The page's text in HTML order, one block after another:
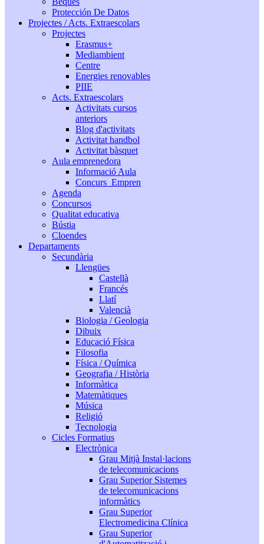
Protección De Datos
Projectes / Acts. Extraescolars
Projectes
Erasmus+
Mediambient
Centre
Energies renovables
PIIE
Acts. Extraescolars
Activitats cursos
anteriors
Blog d'activitats
Activitat handbol
Activitat bàsquet
Aula emprenedora
Informació Aula
Concurs_Empren
Agenda
Concursos
Qualitat educativa
Bústia
Cloendes
Departaments
Secundària
Llengües
Castellà
Francés
Llatí
Valencià
Biologia / Geologia
Dibuix
Educació Física
Filosofia
Física / Química
Geografia / Història
Informàtica
Matemàtiques
Música
Religió
Tecnologia
Cicles Formatius
Electrònica
Grau Mitjà Instal·lacions
de telecomunicacions
Grau Superior Sistemes
de telecomunicacions
informàtics
Grau Superior
Electromedicina Clínica
Grau Superior